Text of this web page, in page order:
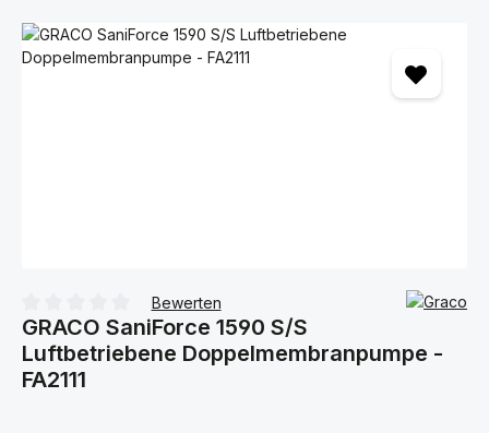
Bildergalerie überspringen
Durchschnittliche Bewertung von 0 von 5 Sternen
Bewerten
GRACO SaniForce 1590 S/S
Luftbetriebene Doppelmembranpumpe -
FA2111